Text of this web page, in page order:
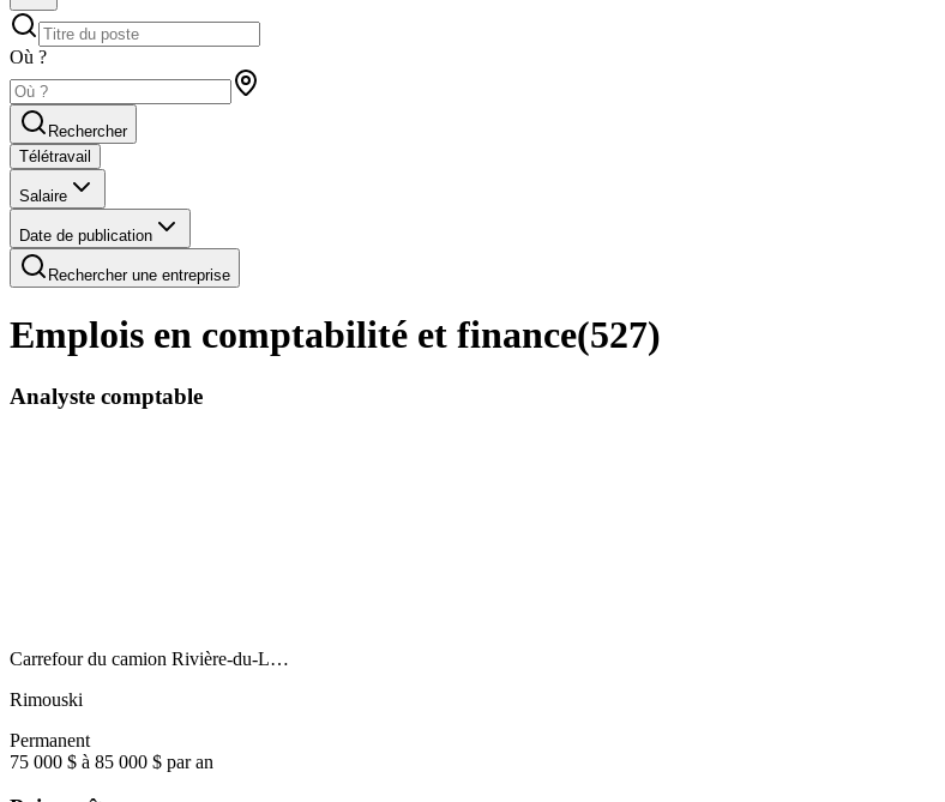
Où ?
Rechercher
Télétravail
Salaire
Date de publication
Rechercher une entreprise
Emplois en comptabilité et finance(527)
Analyste comptable
Carrefour du camion Rivière-du-L…
Rimouski
Permanent
75 000 $ à 85 000 $ par an